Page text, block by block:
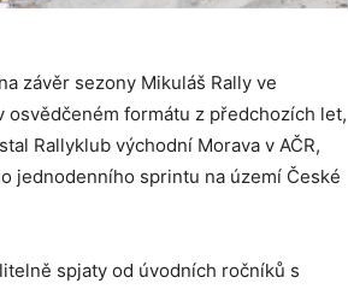
závěr sezony Mikuláš Rally ve
formátu z předchozích let,
Rallyklub východní Morava v AČR,
jednodenního sprintu na území České
spjaty od úvodních ročníků s